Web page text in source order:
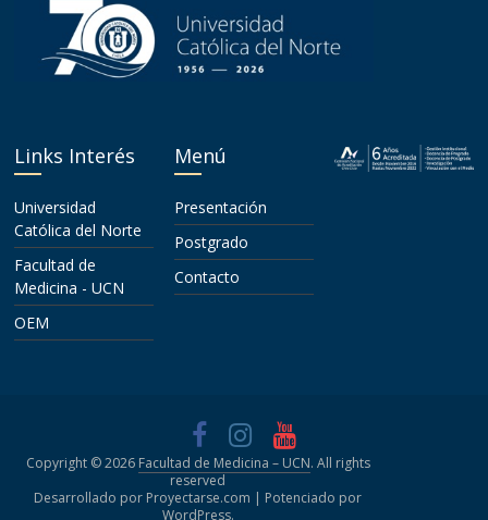
Links Interés
Universidad
Católica del Norte
Facultad de
Medicina - UCN
OEM
Menú
Presentación
Postgrado
Contacto
Copyright © 2026 Facultad de Medicina – UCN. All rights
reserved
Desarrollado por Proyectarse.com | Potenciado por
WordPress.